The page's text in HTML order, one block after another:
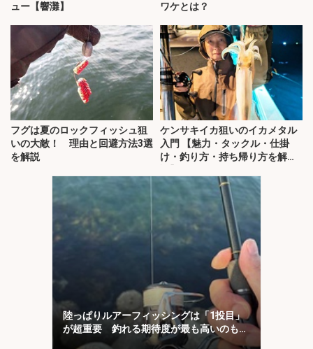
ュー【響灘】
ワケとは？
フグは夏のロックフィッシュ狙
いの大敵！ 理由と回避方法3選
を解説
ケンサキイカ狙いのイカメタル
入門 【魅力・タックル・仕掛
け・釣り方・持ち帰り方を解
陸っぱりルアーフィッシングは「1投目」
が超重要 釣れる期待度が最も高いのも
「1投目」！